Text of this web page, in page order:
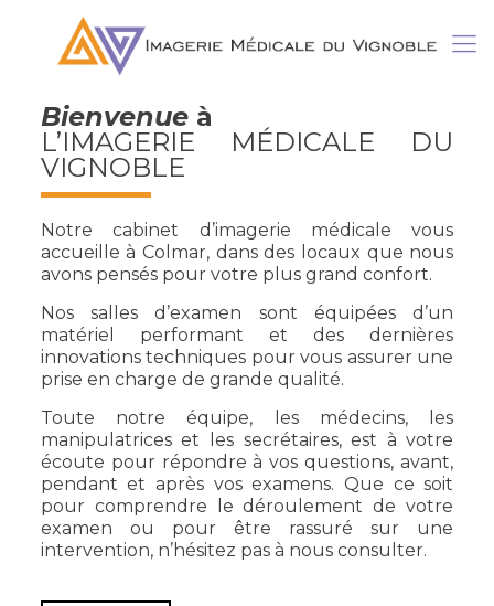
Bienvenueà
L’IMAGERIE MÉDICALE DU
VIGNOBLE
Notre cabinet d’imagerie médicale vous
accueille à Colmar, dans des locaux que nous
avons pensés pour votre plus grand confort.
Nos salles d’examen sont équipées d’un
matériel performant et des dernières
innovations techniques pour vous assurer une
prise en charge de grande qualité.
Toute notre équipe, les médecins, les
manipulatrices et les secrétaires, est à votre
écoute pour répondre à vos questions, avant,
pendant et après vos examens. Que ce soit
pour comprendre le déroulement de votre
examen ou pour être rassuré sur une
intervention, n’hésitez pas à nous consulter.